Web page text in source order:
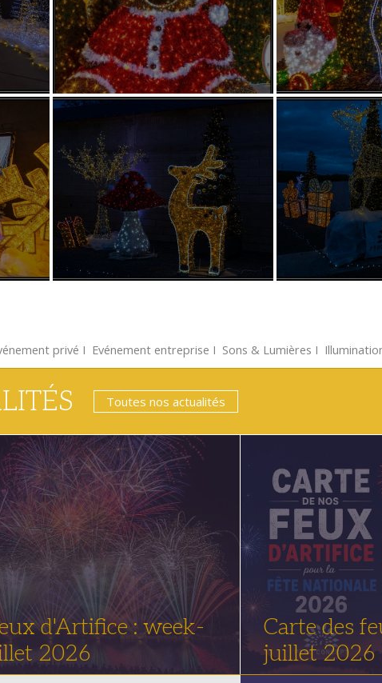
privé Ι Evénement entreprise Ι Sons & Lumières Ι
Toutes nos actualités
d'Artifice : week-
2026
Carte des
juillet 2026